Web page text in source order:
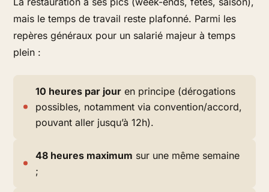
mais le temps de travail reste plafonné. Parmi les
repères généraux pour un salarié majeur à temps
plein :
10 heures par jour en principe (dérogations
possibles, notamment via convention/accord,
pouvant aller jusqu’à 12h).
48 heures maximum sur une même semaine
;